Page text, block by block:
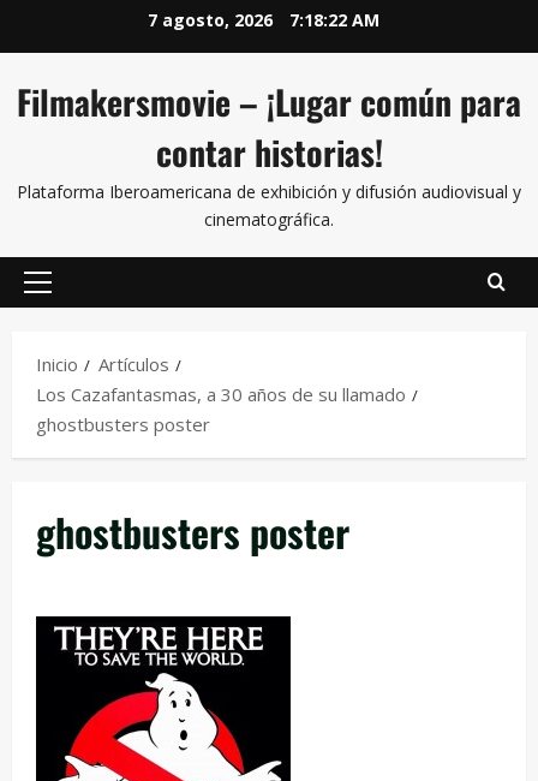
7 agosto, 2026 7:18:22 AM
Filmakersmovie – ¡Lugar común para
contar historias!
Plataforma Iberoamericana de exhibición y difusión audiovisual y
cinematográfica.
Inicio
Artículos
Los Cazafantasmas, a 30 años de su llamado
ghostbusters poster
ghostbusters poster